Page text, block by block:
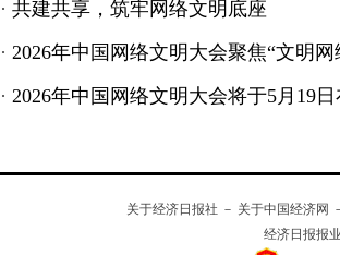
· 共建共享，筑牢网络文明底座
· 2026年中国网络文明大会聚焦“文明
· 2026年中国网络文明大会将于5月19
关于经济日报社 － 关于中国经济网
经济日报报